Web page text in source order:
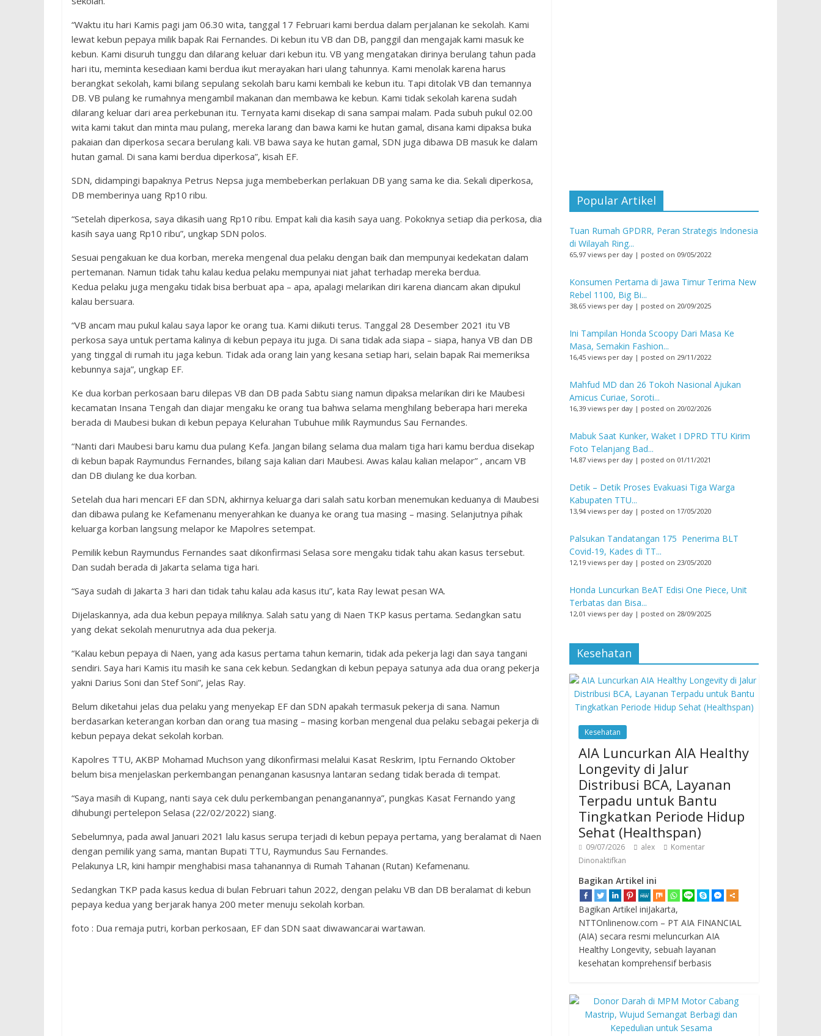
“Waktu itu hari Kamis pagi jam 06.30 wita, tanggal 17 Februari kami berdua dalam perjalanan ke sekolah. Kami
lewat kebun pepaya milik bapak Rai Fernandes. Di kebun itu VB dan DB, panggil dan mengajak kami masuk ke
kebun. Kami disuruh tunggu dan dilarang keluar dari kebun itu. VB yang mengatakan dirinya berulang tahun pada
hari itu, meminta kesediaan kami berdua ikut merayakan hari ulang tahunnya. Kami menolak karena harus
berangkat sekolah, kami bilang sepulang sekolah baru kami kembali ke kebun itu. Tapi ditolak VB dan temannya
DB. VB pulang ke rumahnya mengambil makanan dan membawa ke kebun. Kami tidak sekolah karena sudah
dilarang keluar dari area perkebunan itu. Ternyata kami disekap di sana sampai malam. Pada subuh pukul 02.00
wita kami takut dan minta mau pulang, mereka larang dan bawa kami ke hutan gamal, disana kami dipaksa buka
pakaian dan diperkosa secara berulang kali. VB bawa saya ke hutan gamal, SDN juga dibawa DB masuk ke dalam
hutan gamal. Di sana kami berdua diperkosa”, kisah EF.
SDN, didampingi bapaknya Petrus Nepsa juga membeberkan perlakuan DB yang sama ke dia. Sekali diperkosa,
DB memberinya uang Rp10 ribu.
“Setelah diperkosa, saya dikasih uang Rp10 ribu. Empat kali dia kasih saya uang. Pokoknya setiap dia perkosa, dia
kasih saya uang Rp10 ribu”, ungkap SDN polos.
Sesuai pengakuan ke dua korban, mereka mengenal dua pelaku dengan baik dan mempunyai kedekatan dalam
pertemanan. Namun tidak tahu kalau kedua pelaku mempunyai niat jahat terhadap mereka berdua.
Kedua pelaku juga mengaku tidak bisa berbuat apa – apa, apalagi melarikan diri karena diancam akan dipukul
kalau bersuara.
“VB ancam mau pukul kalau saya lapor ke orang tua. Kami diikuti terus. Tanggal 28 Desember 2021 itu VB
perkosa saya untuk pertama kalinya di kebun pepaya itu juga. Di sana tidak ada siapa – siapa, hanya VB dan DB
yang tinggal di rumah itu jaga kebun. Tidak ada orang lain yang kesana setiap hari, selain bapak Rai memeriksa
kebunnya saja”, ungkap EF.
Ke dua korban perkosaan baru dilepas VB dan DB pada Sabtu siang namun dipaksa melarikan diri ke Maubesi
kecamatan Insana Tengah dan diajar mengaku ke orang tua bahwa selama menghilang beberapa hari mereka
berada di Maubesi bukan di kebun pepaya Kelurahan Tubuhue milik Raymundus Sau Fernandes.
“Nanti dari Maubesi baru kamu dua pulang Kefa. Jangan bilang selama dua malam tiga hari kamu berdua disekap
di kebun bapak Raymundus Fernandes, bilang saja kalian dari Maubesi. Awas kalau kalian melapor” , ancam VB
dan DB diulang ke dua korban.
Setelah dua hari mencari EF dan SDN, akhirnya keluarga dari salah satu korban menemukan keduanya di Maubesi
dan dibawa pulang ke Kefamenanu menyerahkan ke duanya ke orang tua masing – masing. Selanjutnya pihak
keluarga korban langsung melapor ke Mapolres setempat.
Pemilik kebun Raymundus Fernandes saat dikonfirmasi Selasa sore mengaku tidak tahu akan kasus tersebut.
Dan sudah berada di Jakarta selama tiga hari.
“Saya sudah di Jakarta 3 hari dan tidak tahu kalau ada kasus itu”, kata Ray lewat pesan WA.
Dijelaskannya, ada dua kebun pepaya miliknya. Salah satu yang di Naen TKP kasus pertama. Sedangkan satu
yang dekat sekolah menurutnya ada dua pekerja.
“Kalau kebun pepaya di Naen, yang ada kasus pertama tahun kemarin, tidak ada pekerja lagi dan saya tangani
sendiri. Saya hari Kamis itu masih ke sana cek kebun. Sedangkan di kebun pepaya satunya ada dua orang pekerja
yakni Darius Soni dan Stef Soni”, jelas Ray.
Belum diketahui jelas dua pelaku yang menyekap EF dan SDN apakah termasuk pekerja di sana. Namun
berdasarkan keterangan korban dan orang tua masing – masing korban mengenal dua pelaku sebagai pekerja di
kebun pepaya dekat sekolah korban.
Kapolres TTU, AKBP Mohamad Muchson yang dikonfirmasi melalui Kasat Reskrim, Iptu Fernando Oktober
belum bisa menjelaskan perkembangan penanganan kasusnya lantaran sedang tidak berada di tempat.
“Saya masih di Kupang, nanti saya cek dulu perkembangan penanganannya”, pungkas Kasat Fernando yang
dihubungi pertelepon Selasa (22/02/2022) siang.
Sebelumnya, pada awal Januari 2021 lalu kasus serupa terjadi di kebun pepaya pertama, yang beralamat di Naen
dengan pemilik yang sama, mantan Bupati TTU, Raymundus Sau Fernandes.
Pelakunya LR, kini hampir menghabisi masa tahanannya di Rumah Tahanan (Rutan) Kefamenanu.
Sedangkan TKP pada kasus kedua di bulan Februari tahun 2022, dengan pelaku VB dan DB beralamat di kebun
pepaya kedua yang berjarak hanya 200 meter menuju sekolah korban.
foto : Dua remaja putri, korban perkosaan, EF dan SDN saat diwawancarai wartawan.
Popular Artikel
Tuan Rumah GPDRR, Peran Strategis Indonesia
di Wilayah Ring...
65,97 views per day | posted on 09/05/2022
Konsumen Pertama di Jawa Timur Terima New
Rebel 1100, Big Bi...
38,65 views per day | posted on 20/09/2025
Ini Tampilan Honda Scoopy Dari Masa Ke
Masa, Semakin Fashion...
16,45 views per day | posted on 29/11/2022
Mahfud MD dan 26 Tokoh Nasional Ajukan
Amicus Curiae, Soroti...
16,39 views per day | posted on 20/02/2026
Mabuk Saat Kunker, Waket I DPRD TTU Kirim
Foto Telanjang Bad...
14,87 views per day | posted on 01/11/2021
Detik – Detik Proses Evakuasi Tiga Warga
Kabupaten TTU...
13,94 views per day | posted on 17/05/2020
Palsukan Tandatangan 175 Penerima BLT
Covid-19, Kades di TT...
12,19 views per day | posted on 23/05/2020
Honda Luncurkan BeAT Edisi One Piece, Unit
Terbatas dan Bisa...
12,01 views per day | posted on 28/09/2025
Kesehatan
Kesehatan
AIA Luncurkan AIA Healthy
Longevity di Jalur
Distribusi BCA, Layanan
Terpadu untuk Bantu
Tingkatkan Periode Hidup
Sehat (Healthspan)
09/07/2026 alex
Komentar
Dinonaktifkan
Bagikan Artikel ini
Bagikan Artikel iniJakarta,
NTTOnlinenow.com – PT AIA FINANCIAL
(AIA) secara resmi meluncurkan AIA
Healthy Longevity, sebuah layanan
kesehatan komprehensif berbasis